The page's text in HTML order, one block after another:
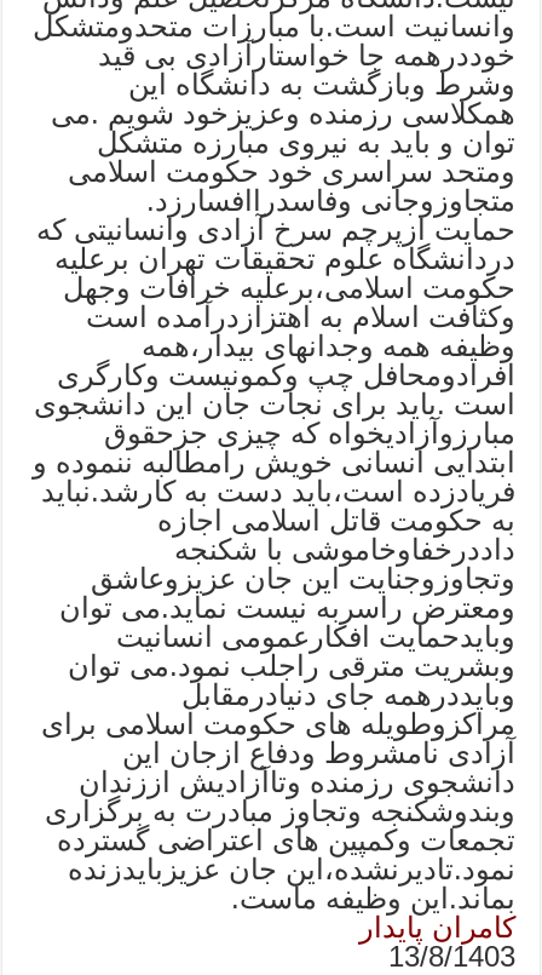
وانسانیت است.با مبارزات متحدومتشکل
خوددرهمه جا خواستارآزادی بی قید
وشرط وبازگشت به دانشگاه این
همکلاسی رزمنده وعزیزخود شویم .می
توان و باید به نیروی مبارزه متشکل
ومتحد سراسری خود حکومت اسلامی
متجاوزوجانی وفاسدراافسارزد.
حمایت ازپرچم سرخ آزادی وانسانیتی که
دردانشگاه علوم تحقیقات تهران برعلیه
حکومت اسلامی،برعلیه خرافات وجهل
وکثافت اسلام به اهتزازدرآمده است
وظیفه همه وجدانهای بیدار،همه
افرادومحافل چپ وکمونیست وکارگری
است .باید برای نجات جان این دانشجوی
مبارزوآزادیخواه که چیزی جزحقوق
ابتدایی انسانی خویش رامطالبه ننموده و
فریادزده است،باید دست به کارشد.نباید
به حکومت قاتل اسلامی اجازه
داددرخفاوخاموشی با شکنجه
وتجاوزوجنایت این جان عزیزوعاشق
ومعترض راسربه نیست نماید.می توان
وبایدحمایت افکارعمومی انسانیت
وبشریت مترقی راجلب نمود.می توان
وبایددرهمه جای دنیادرمقابل
مراکزوطویله های حکومت اسلامی برای
آزادی نامشروط ودفاع ازجان این
دانشجوی رزمنده وتاآزادیش اززندان
وبندوشکنجه وتجاوز مبادرت به برگزاری
تجمعات وکمپین های اعتراضی گسترده
نمود.تادیرنشده،این جان عزیزبایدزنده
بماند.این وظیفه ماست.
کامران پایدار
13/8/1403